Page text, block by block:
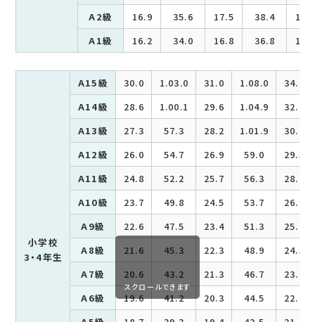
A2級
16.9 35.6 17.5 38.4
19.2
A1級
16.2 34.0 16.8 36.8 18.4
小学校
3・4年生
A15級 30.0 1.03.0 31.0 1.08.0
34.0
A14級
28.6 1.00.1 29.6 1.04.9
32.4
A13級
27.3 57.3 28.2 1.01.9
30.9
A12級
26.0 54.7 26.9 59.0
29.5
A11級
24.8 52.2 25.7 56.3
28.2
A10級
23.7 49.8 24.5 53.7
26.9
A9級
22.6 47.5 23.4 51.3
25.6
A8級
21.6 45.3 22.3 48.9
24.5
A7級
20.6 43.2 21.3 46.7
23.3
A6級
19.6 41.2 20.3 44.5
22.3
スクロールできます